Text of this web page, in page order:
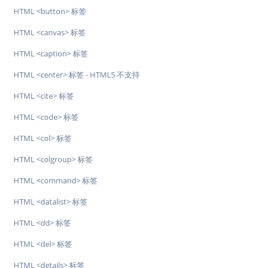
HTML <button> 标签
HTML <canvas> 标签
HTML <caption> 标签
HTML <center> 标签 - HTML5 不支持
HTML <cite> 标签
HTML <code> 标签
HTML <col> 标签
HTML <colgroup> 标签
HTML <command> 标签
HTML <datalist> 标签
HTML <dd> 标签
HTML <del> 标签
HTML <details> 标签